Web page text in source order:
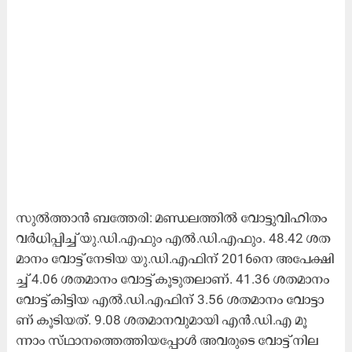
സു​ൽ​ത്താ​ൻ ബ​ത്തേ​രി: മ​ണ്ഡ​ല​ത്തി​ൽ വോ​ട്ടു​വി​ഹി​തം
വ​ർ​ധി​പ്പി​ച്ച് യു.​ഡി.​എ​ഫും എ​ൽ.​ഡി.​എ​ഫും. 48.42 ശ​ത​
മാ​നം വോ​ട്ട് നേ​ടി​യ യു.​ഡി.​എ​ഫി​ന് 2016നെ ​അ​പേ​ക്ഷി​
ച്ച് 4.06 ശ​ത​മാ​നം വോ​ട്ട് കൂ​ടു​ത​ലാ​ണ്. 41.36 ശ​ത​മാ​നം
വോ​ട്ട് കി​ട്ടി​യ എ​ൽ.​ഡി.​എ​ഫി​ന് 3.56 ശ​ത​മാ​നം വോ​ട്ടാ​
ണ് കൂ​ടി​യ​ത്. 9.08 ശ​ത​മാ​ന​വു​മാ​യി എ​ൻ.​ഡി.​എ മൂ​
ന്നാം സ്​​ഥാ​ന​ത്തെ​ത്തി​യ​പ്പോ​ൾ അ​വ​രു​ടെ വോ​ട്ട് നി​ല